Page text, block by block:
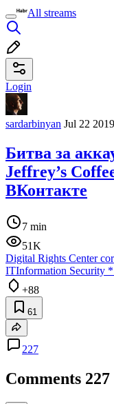
All streams
Login
sardarbinyan Jul 22
Битва за
Jeffrey’s
ВКонтакте
7 min
51K
Digital Rights Center
ITInformation Security *
+88
61
227
Comments 227